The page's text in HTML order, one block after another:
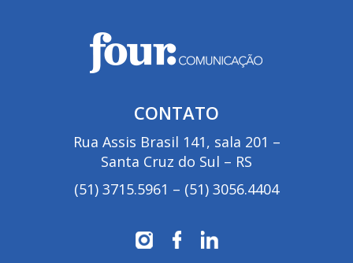
CONTATO
Rua Assis Brasil 141, sala 201 –
Santa Cruz do Sul – RS
(51) 3715.5961 – (51) 3056.4404